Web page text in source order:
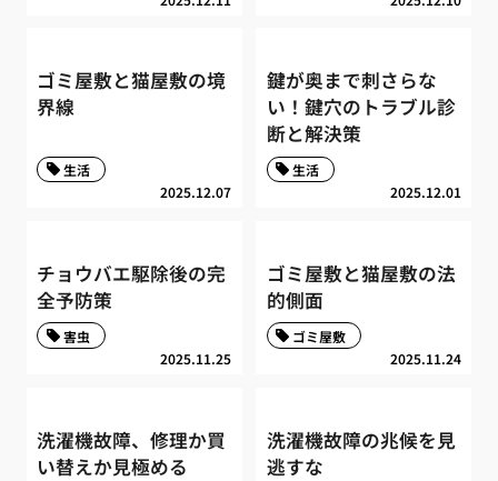
ゴミ屋敷と猫屋敷の境
界線
2025.12.07
生活
鍵が奥まで刺さらな
い！鍵穴のトラブル診
断と解決策
2025.12.01
生活
チョウバエ駆除後の完
全予防策
2025.11.25
害虫
ゴミ屋敷と猫屋敷の法
的側面
2025.11.24
ゴミ屋敷
洗濯機故障、修理か買
い替えか見極める
洗濯機故障の兆候を見
逃すな